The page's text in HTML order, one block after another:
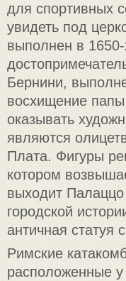
для спортивных
увидеть под
выполнен в
Бернини,
восхищение
оказывать
являются
Плата. Фигуры
котором
выходит
городской
античная статуя
Римские
расположенные у